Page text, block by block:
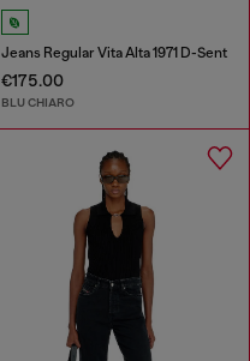
Jeans Regular Vita Alta 1971 D-Sent
€175.00
BLU CHIARO